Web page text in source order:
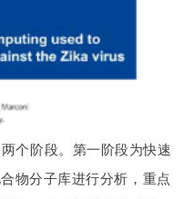
个阶段。第一阶段为快速
物分子库进行分析，重点